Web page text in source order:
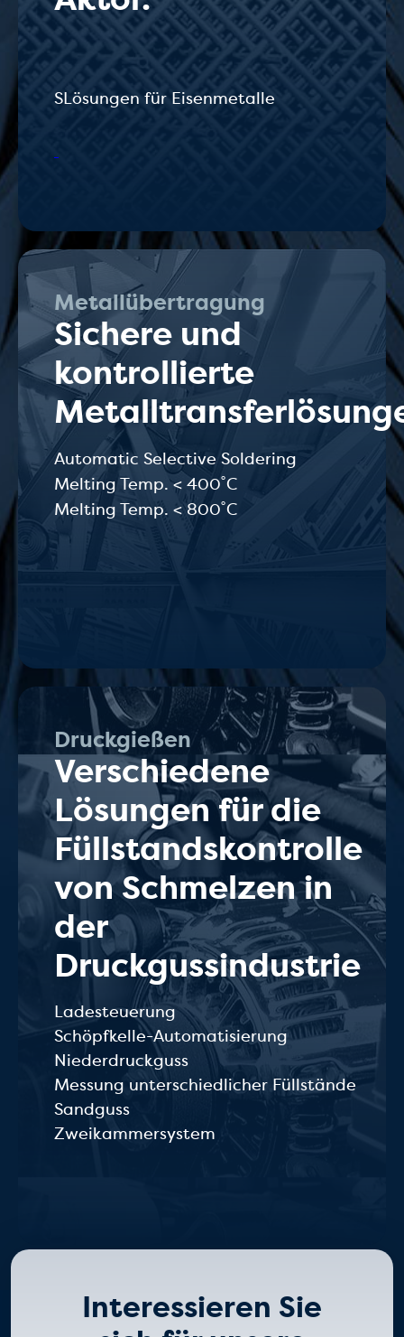
SLösungen für Eisenmetalle
Metallübertragung
Sichere und
kontrollierte
Automatic Selective Soldering
Melting Temp. < 400˚C
Melting Temp. < 800˚C
Druckgießen
Verschiedene
Lösungen für die
Füllstandskontrolle
von Schmelzen in
der
Druckgussindustrie
Ladesteuerung
Schöpfkelle-Automatisierung
Niederdruckguss
Messung unterschiedlicher Füllstände
Sandguss
Zweikammersystem
Interessieren Sie